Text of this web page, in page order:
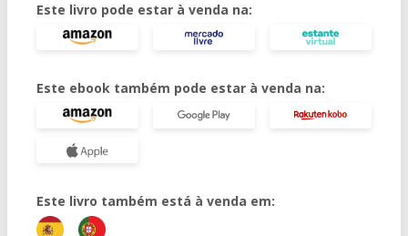
Este livro pode estar à venda na:
Este ebook também pode estar à venda na:
Este livro também está à venda em: